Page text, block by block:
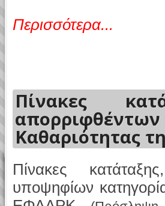
Περισσότερα...
Πίνακες
Καθαριότητας
Πίνακες
υποψηφίων